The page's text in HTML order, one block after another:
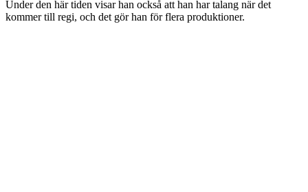
Under den här tiden visar han också att han har talang när det
kommer till regi, och det gör han för flera produktioner.